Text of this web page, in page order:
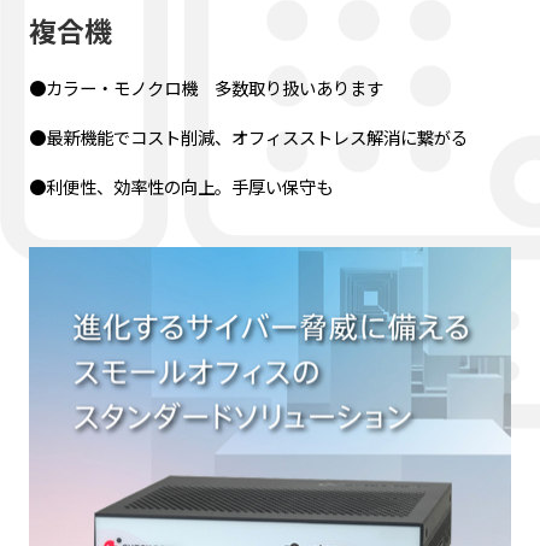
複合機
●カラー・モノクロ機 多数取り扱いあります
●最新機能でコスト削減、オフィスストレス解消に繋がる
●利便性、効率性の向上。手厚い保守も